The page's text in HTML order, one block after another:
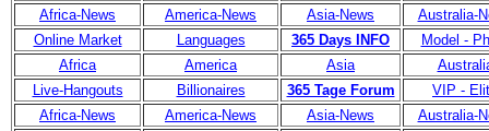
Africa-News
America-News Asia-News
Australia-
Online Market
Languages 365 Days INFO
Model -
Africa
America Asia
Live-Hangouts
Billionaires 365 Tage Forum
VIP -
Africa-News
America-News Asia-News
Australia-